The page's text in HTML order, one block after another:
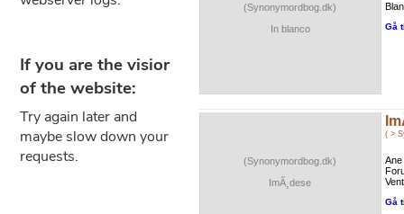
(Synonymordbog.dk)
In blanco
Gå
(Synonymordbog.dk)
ImÃ¸dese
( >
Gå